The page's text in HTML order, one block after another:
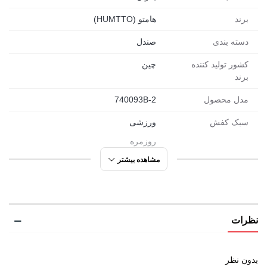
برند هامتو (HUMTTO)
دسته بندی صندل
کشور تولید کننده
برند
چین
مدل محصول 740093B-2
سبک کفش
ورزشی
روزمره
تابستانی
تمرین
مشاهده بیشتر
نظرات
بدون نظر